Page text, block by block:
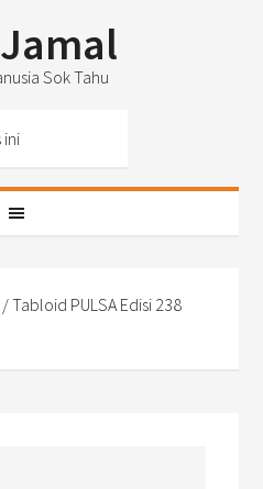
Sok Tahu
/Tabloid PULSA Edisi 238